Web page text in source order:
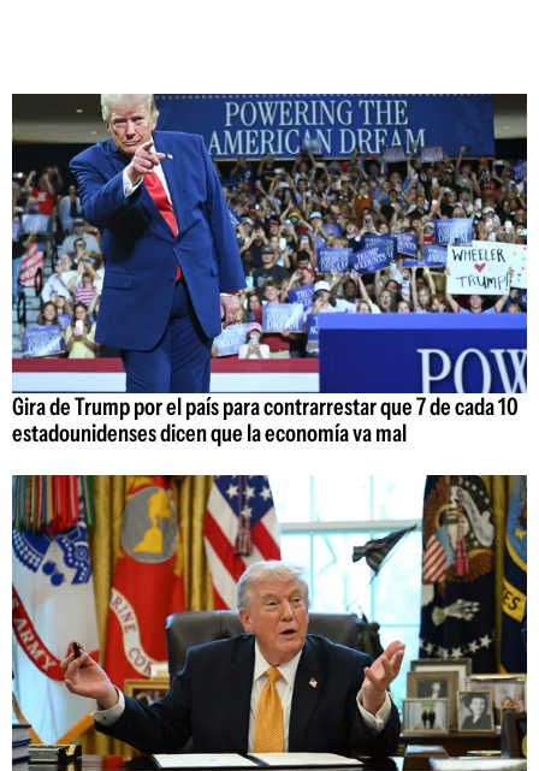
Gira de Trump por el país para contrarrestar que 7 de cada 10
estadounidenses dicen que la economía va mal